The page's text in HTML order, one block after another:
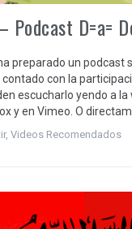
Podcast D=a=
preparado un podcast
con la
escucharlo yendo a la
y en Vimeo. O
, Videos Recomendados